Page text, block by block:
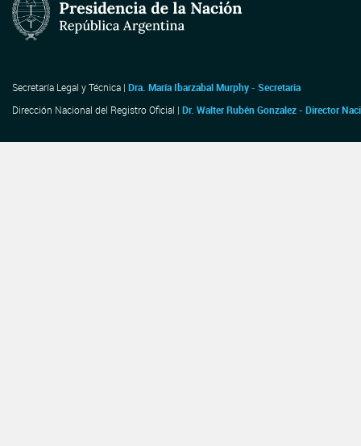
Secretaría Legal y Técnica | Dra. María Ibarzabal Murphy - Secretaria
Dirección Nacional del Registro Oficial | Dr. Walter Rubén Gonzalez - Director